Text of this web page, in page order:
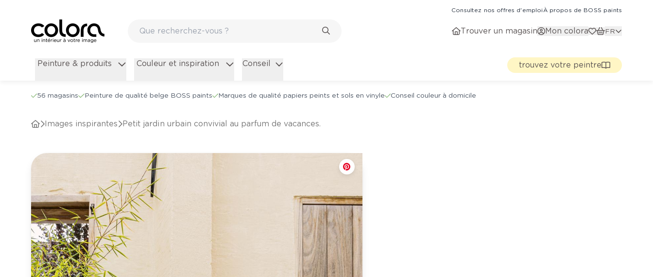
Consultez nos offres d'emploiÀ propos de BOSS paints
Trouver un magasin Mon colora FR
Peinture & produits Couleur et inspiration Conseil trouvez votre peintre
56 magasins Peinture de qualité belge BOSS paints Marques de qualité papiers peints et sols en vinyle Conseil couleur à domicile
Images inspirantes Petit jardin urbain convivial au parfum de vacances.